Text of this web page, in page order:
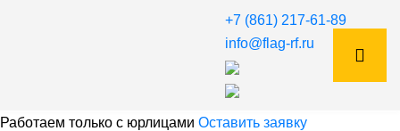
+7 (861) 217-61-89
info@flag-rf.ru
Работаем только с юрлицами Оставить заявку